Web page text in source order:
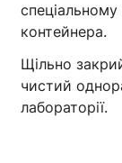
контейнера.
Щільно
чистий
лабораторії.